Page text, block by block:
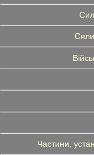
Сили
Частини,